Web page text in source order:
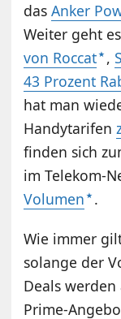
dasAnker
Weiter geht
von Roccat ,
43 Prozent
hat man
Handytarifen
finden sich
im Telekom-
Volumen .
Wie immer
solange der
Deals
Prime-